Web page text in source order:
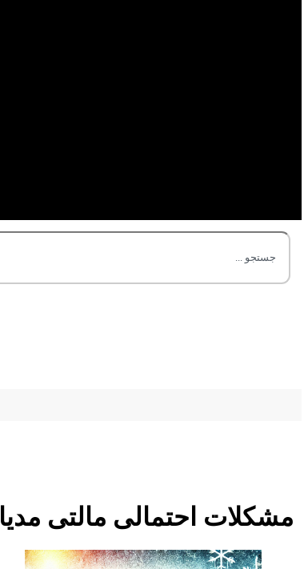
مشکلات احتمالی مالتی